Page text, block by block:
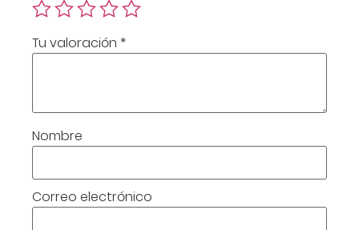
Tu valoración *
Nombre
Correo electrónico